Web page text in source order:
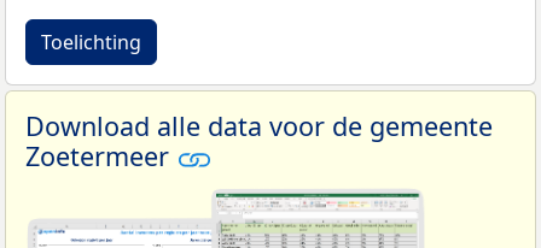
Toelichting
Download alle data voor de gemeente
Zoetermeer